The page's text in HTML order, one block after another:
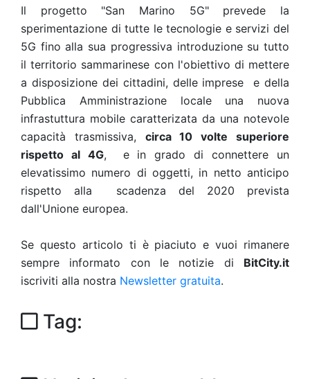
Il progetto "San Marino 5G" prevede la
sperimentazione di tutte le tecnologie e servizi del
5G fino alla sua progressiva introduzione su tutto
il territorio sammarinese con l'obiettivo di mettere
a disposizione dei cittadini, delle imprese e della
Pubblica Amministrazione locale una nuova
infrastuttura mobile caratterizata da una notevole
capacità trasmissiva, circa 10 volte superiore
rispetto al 4G, e in grado di connettere un
elevatissimo numero di oggetti, in netto anticipo
rispetto alla scadenza del 2020 prevista
dall'Unione europea.
Se questo articolo ti è piaciuto e vuoi rimanere
sempre informato con le notizie di BitCity.it
iscriviti alla nostra Newsletter gratuita.
Tag: